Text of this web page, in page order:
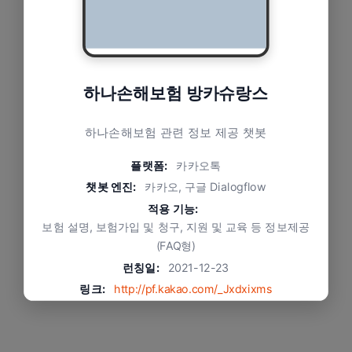
하나손해보험 방카슈랑스
하나손해보험 관련 정보 제공 챗봇
플랫폼: 카카오톡
챗봇 엔진: 카카오, 구글 Dialogflow
적용 기능:
보험 설명, 보험가입 및 청구, 지원 및 교육 등 정보제공
(FAQ형)
런칭일:
2021-12-23
링크:
http://pf.kakao.com/_Jxdxixms